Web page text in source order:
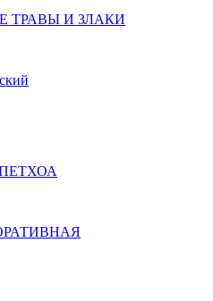
ТРАВЫ И ЗЛАКИ